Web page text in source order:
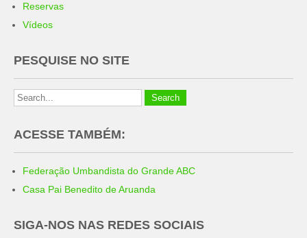
Reservas
Vídeos
PESQUISE NO SITE
ACESSE TAMBÉM:
Federação Umbandista do Grande ABC
Casa Pai Benedito de Aruanda
SIGA-NOS NAS REDES SOCIAIS